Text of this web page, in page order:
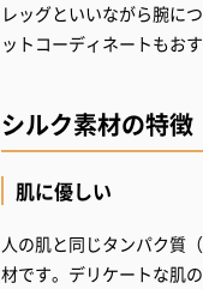
レッグといいながら腕に
ットコーディネートもおす
シルク素材の特徴
肌に優しい
人の肌と同じタンパク質
材です。デリケートな肌